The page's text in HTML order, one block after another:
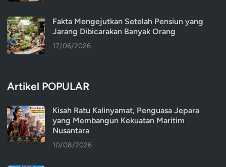
Fakta Mengejutkan Setelah Pensiun yang
Jarang Dibicarakan Banyak Orang
17/06/2026
Artikel POPULAR
Kisah Ratu Kalinyamat, Penguasa Jepara
yang Membangun Kekuatan Maritim
Nusantara
10/08/2026